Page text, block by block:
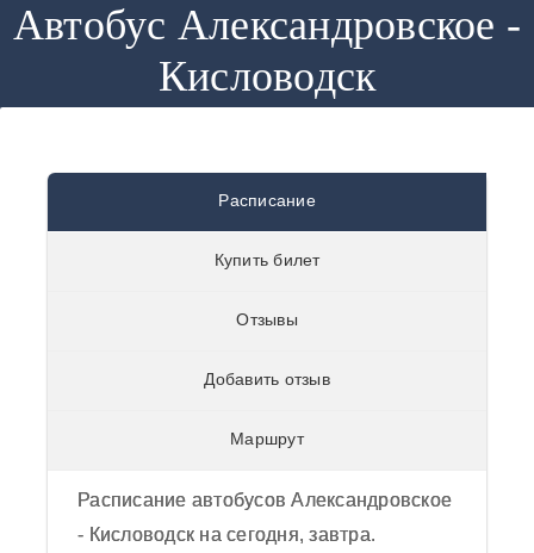
Автобус Александровское -
Кисловодск
Расписание
Купить билет
Отзывы
Добавить отзыв
Маршрут
Расписание автобусов Александровское
- Кисловодск на сегодня, завтра.
Александровское